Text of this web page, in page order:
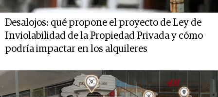
Desalojos: qué propone el proyecto de Ley de
Inviolabilidad de la Propiedad Privada y cómo
podría impactar en los alquileres